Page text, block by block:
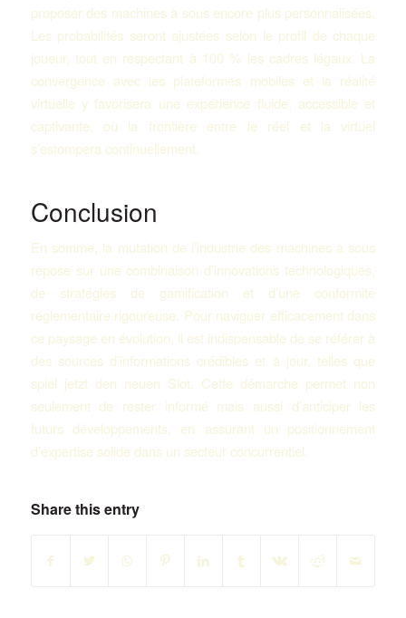
proposer des machines à sous encore plus personnalisées.
Les probabilités seront ajustées selon le profil de chaque
joueur, tout en respectant à 100 % les cadres légaux. La
convergence avec les plateformes mobiles et la réalité
virtuelle y favorisera une expérience fluide, accessible et
captivante, où la frontière entre le réel et la virtuel
s’estompera continuellement.
Conclusion
En somme, la mutation de l’industrie des machines à sous
repose sur une combinaison d’innovations technologiques,
de stratégies de gamification et d’une conformité
réglementaire rigoureuse. Pour naviguer efficacement dans
ce paysage en évolution, il est indispensable de se référer à
des sources d’informations crédibles et à jour, telles que
spiel jetzt den neuen Slot. Cette démarche permet non
seulement de rester informé mais aussi d’anticiper les
futurs développements, en assurant un positionnement
d’expertise solide dans un secteur concurrentiel.
Share this entry